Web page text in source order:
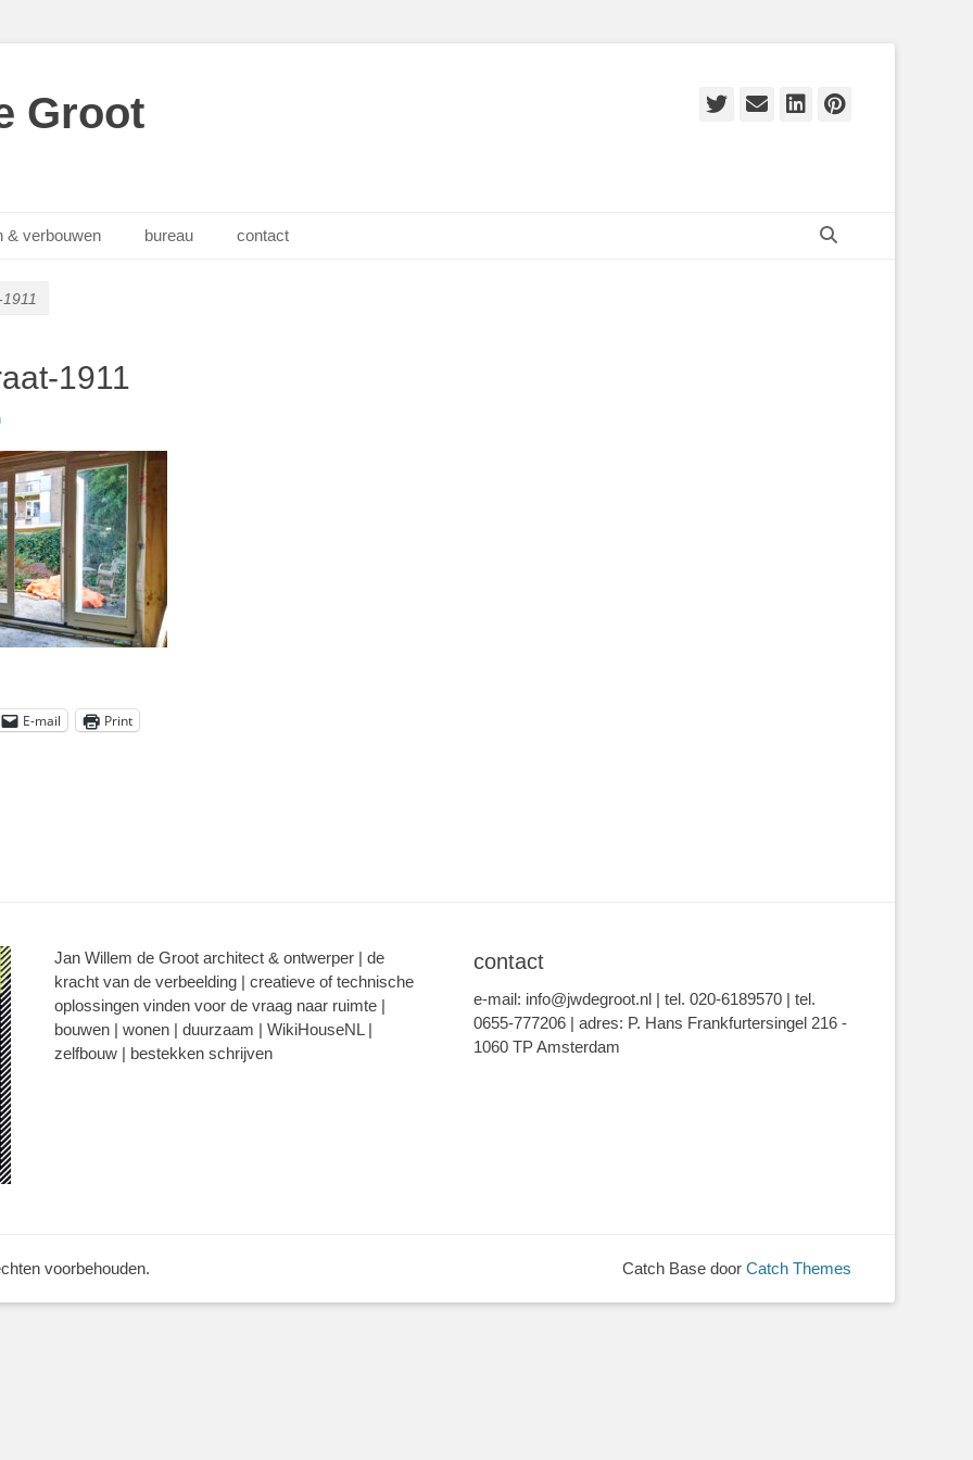
Groot Twitter
E-
LinkedIn
& verbouwen bureau contact
1911
E-mail Print
Jan Willem de Groot architect & ontwerper | de
kracht van de verbeelding | creatieve of technische
oplossingen vinden voor de vraag naar ruimte |
bouwen | wonen | duurzaam | WikiHouseNL |
zelfbouw | bestekken schrijven
contact
e-mail: info@jwdegroot.nl | tel. 020-6189570 | tel.
0655-777206 | adres: P. Hans Frankfurtersingel 216 -
1060 TP Amsterdam
voorbehouden. Catch Base door Catch Themes